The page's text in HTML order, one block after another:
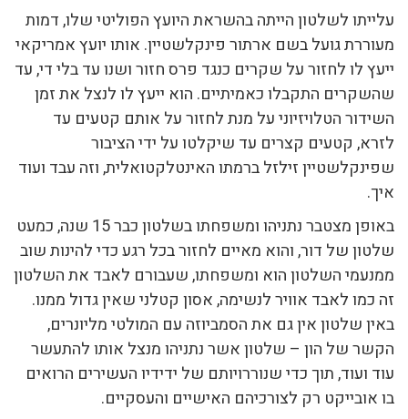
עלייתו לשלטון הייתה בהשראת היועץ הפוליטי שלו, דמות
מעוררת גועל בשם ארתור פינקלשטיין. אותו יועץ אמריקאי
ייעץ לו לחזור על שקרים כנגד פרס חזור ושנו עד בלי די, עד
שהשקרים התקבלו כאמיתיים. הוא ייעץ לו לנצל את זמן
השידור הטלויזיוני על מנת לחזור על אותם קטעים עד
לזרא, קטעים קצרים עד שיקלטו על ידי הציבור
שפינקלשטיין זילזל ברמתו האינטלקטואלית, וזה עבד ועוד
איך.
באופן מצטבר נתניהו ומשפחתו בשלטון כבר 15 שנה, כמעט
שלטון של דור, והוא מאיים לחזור בכל רגע כדי להינות שוב
ממנעמי השלטון הוא ומשפחתו, שעבורם לאבד את השלטון
זה כמו לאבד אוויר לנשימה, אסון קטלני שאין גדול ממנו.
באין שלטון אין גם את הסמביוזה עם המולטי מליונרים,
הקשר של הון – שלטון אשר נתניהו מנצל אותו להתעשר
עוד ועוד, תוך כדי שנוררויותם של ידידיו העשירים הרואים
בו אובייקט רק לצורכיהם האישיים והעסקיים.